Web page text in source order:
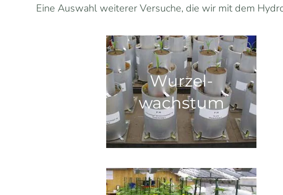
Eine Auswahl weiterer Versuche, die wir mit dem
Wurzel-
wachstum